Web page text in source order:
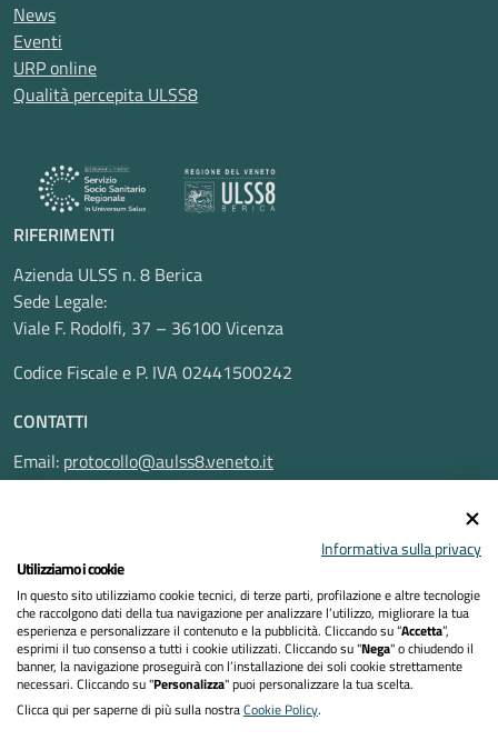
News
Eventi
URP online
Qualità percepita ULSS8
RIFERIMENTI
Azienda ULSS n. 8 Berica
Sede Legale:
Viale F. Rodolfi, 37 – 36100 Vicenza
Codice Fiscale e P. IVA 02441500242
CONTATTI
Email: protocollo@aulss8.veneto.it
Pec:protocollo.aulss8@pecveneto.it
Privacy Policy
Dichiarazione di accessibilità
Informativa sulla privacy
Utilizziamo i cookie
In questo sito utilizziamo cookie tecnici, di terze parti, profilazione e altre tecnologie
che raccolgono dati della tua navigazione per analizzare l’utilizzo, migliorare la tua
esperienza e personalizzare il contenuto e la pubblicità. Cliccando su “Accetta”,
esprimi il tuo consenso a tutti i cookie utilizzati. Cliccando su "Nega" o chiudendo il
banner, la navigazione proseguirà con l’installazione dei soli cookie strettamente
necessari. Cliccando su "Personalizza" puoi personalizzare la tua scelta.
Clicca qui per saperne di più sulla nostraCookie Policy.